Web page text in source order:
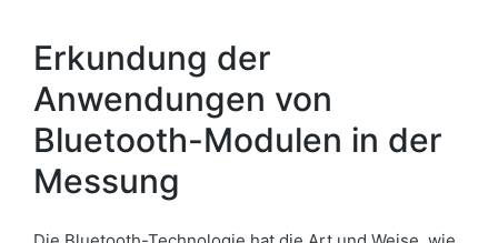
Erkundung der
Anwendungen von
Bluetooth-Modulen in der
Messung